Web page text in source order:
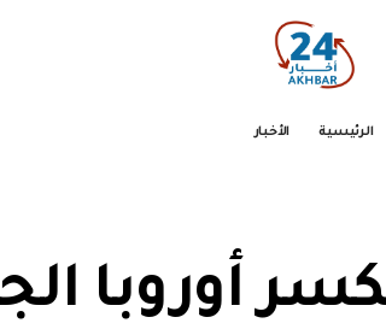
الرئيسية الأخبار
أوروبا